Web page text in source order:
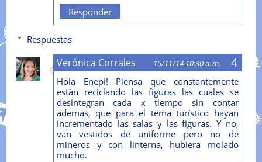
Responder
Respuestas
Verónica Corrales 15/11/14 10:30 a. m.
Hola Enepi! Piensa que constantemente
están reciclando las figuras las cuales se
desintegran cada x tiempo sin contar
ademas, que para el tema turístico hayan
incrementado las salas y las figuras. Y no,
van vestidos de uniforme pero no de
mineros y con linterna, hubiera molado
mucho.